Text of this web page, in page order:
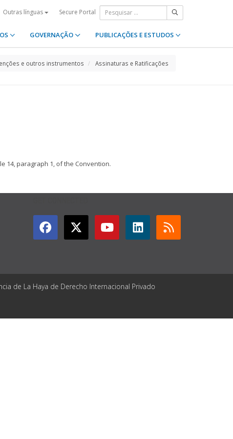
Outras línguas Secure Portal
GOVERNAÇÃO PUBLICAÇÕES E ESTUDOS
e outros instrumentos Assinaturas e Ratificações
14, paragraph 1, of the Convention.
de La Haya de Derecho Internacional Privado